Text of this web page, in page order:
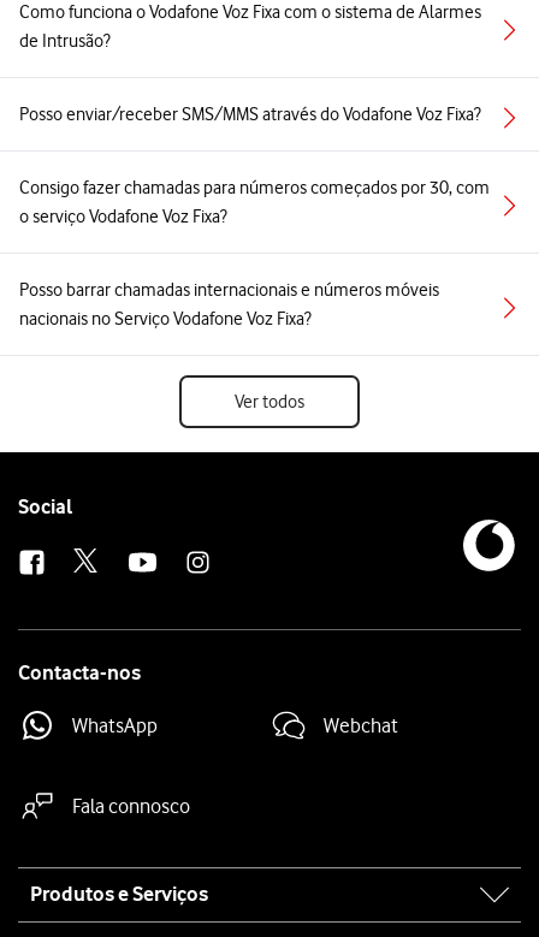
Como funciona o Vodafone Voz Fixa com o sistema de Alarmes
de Intrusão?
Posso enviar/receber SMS/MMS através do Vodafone Voz Fixa?
Consigo fazer chamadas para números começados por 30, com
o serviço Vodafone Voz Fixa?
Posso barrar chamadas internacionais e números móveis
nacionais no Serviço Vodafone Voz Fixa?
Ver todos
Follow
Social
Contacta-nos
WhatsApp Webchat
Fala connosco
map
Produtos e Serviços